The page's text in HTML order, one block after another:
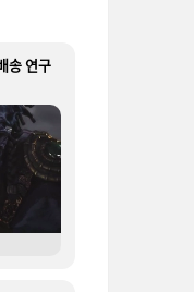
연구